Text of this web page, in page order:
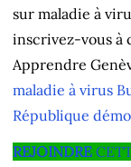
sur maladie à
inscrivez-vous à
Apprendre
maladie à virus
République
REJOINDRE